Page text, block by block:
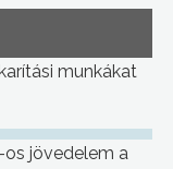
munkákat
jövedelem a